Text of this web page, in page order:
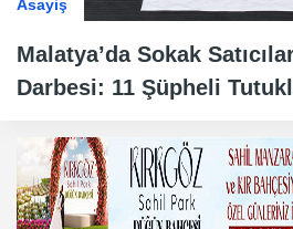
Asayiş
Malatya’da Sokak
Darbesi: 11 Şüpheli